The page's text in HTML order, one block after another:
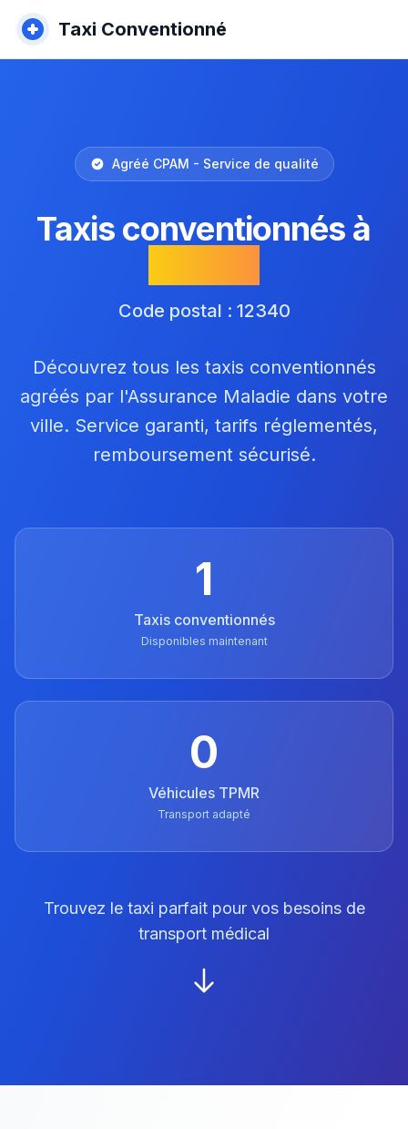
Taxi Conventionné
Agréé CPAM - Service de qualité
Taxis conventionnés à
Code postal : 12340
Découvrez tous les taxis conventionnés
agréés par l'Assurance Maladie dans votre
ville. Service garanti, tarifs réglementés,
remboursement sécurisé.
1
Taxis conventionnés
Disponibles maintenant
0
Véhicules TPMR
Transport adapté
Trouvez le taxi parfait pour vos besoins de
transport médical